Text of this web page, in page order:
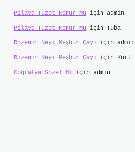
Pilava Tuzot Konur Mu için admin
Pilava Tuzot Konur Mu için Tuba
Rizenin Neyi Meşhur Çayı için admin
Rizenin Neyi Meşhur Çayı için Kurt
Coğrafya Sözel Mi için admin